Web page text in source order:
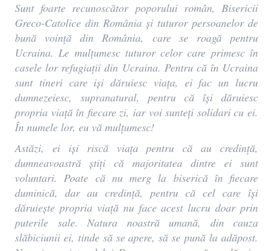
Sunt foarte recunoscător poporului român, Bisericii
Greco-Catolice din România și tuturor persoanelor de
bună voință din România, care se roagă pentru
Ucraina. Le mulțumesc tuturor celor care primesc în
casele lor refugiații din Ucraina. Pentru că în Ucraina
sunt tineri care iși dăruiesc viața, ei fac un lucru
dumnezeiesc, supranatural, pentru că își dăruiesc
propria viață în fiecare zi, iar voi sunteți solidari cu ei.
În numele lor, eu vă mulțumesc!
Astăzi, ei iși riscă viața pentru că au credință,
dumneavoastră știți că majoritatea dintre ei sunt
voluntari. Poate că nu merg la biserică în fiecare
duminică, dar au credință, pentru că cel care își
dăruiește propria viață nu face acest lucru doar prin
puterile sale. Natura noastră umană, din cauza
slăbiciunii ei, tinde să se apere, să se pună la adăpost.